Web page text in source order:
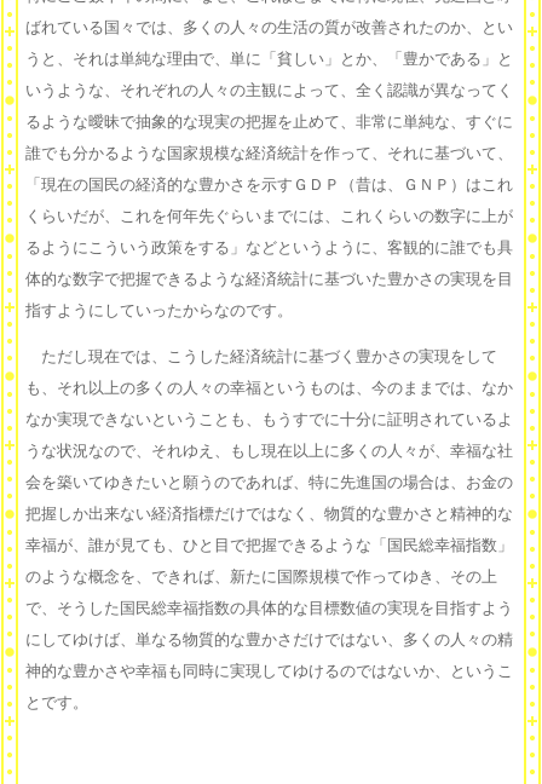
ばれている国々では、多くの人々の生活の質が改善されたのか、とい
うと、それは単純な理由で、単に「貧しい」とか、「豊かである」と
いうような、それぞれの人々の主観によって、全く認識が異なってく
るような曖昧で抽象的な現実の把握を止めて、非常に単純な、すぐに
誰でも分かるような国家規模な経済統計を作って、それに基づいて、
「現在の国民の経済的な豊かさを示すＧＤＰ（昔は、ＧＮＰ）はこれ
くらいだが、これを何年先ぐらいまでには、これくらいの数字に上が
るようにこういう政策をする」などというように、客観的に誰でも具
体的な数字で把握できるような経済統計に基づいた豊かさの実現を目
指すようにしていったからなのです。
ただし現在では、こうした経済統計に基づく豊かさの実現をして
も、それ以上の多くの人々の幸福というものは、今のままでは、なか
なか実現できないということも、もうすでに十分に証明されているよ
うな状況なので、それゆえ、もし現在以上に多くの人々が、幸福な社
会を築いてゆきたいと願うのであれば、特に先進国の場合は、お金の
把握しか出来ない経済指標だけではなく、物質的な豊かさと精神的な
幸福が、誰が見ても、ひと目で把握できるような「国民総幸福指数」
のような概念を、できれば、新たに国際規模で作ってゆき、その上
で、そうした国民総幸福指数の具体的な目標数値の実現を目指すよう
にしてゆけば、単なる物質的な豊かさだけではない、多くの人々の精
神的な豊かさや幸福も同時に実現してゆけるのではないか、というこ
とです。